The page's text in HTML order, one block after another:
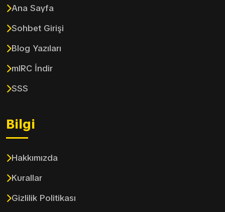
Ana Sayfa
Sohbet Girişi
Blog Yazıları
mIRC İndir
SSS
Bilgi
Hakkımızda
Kurallar
Gizlilik Politikası